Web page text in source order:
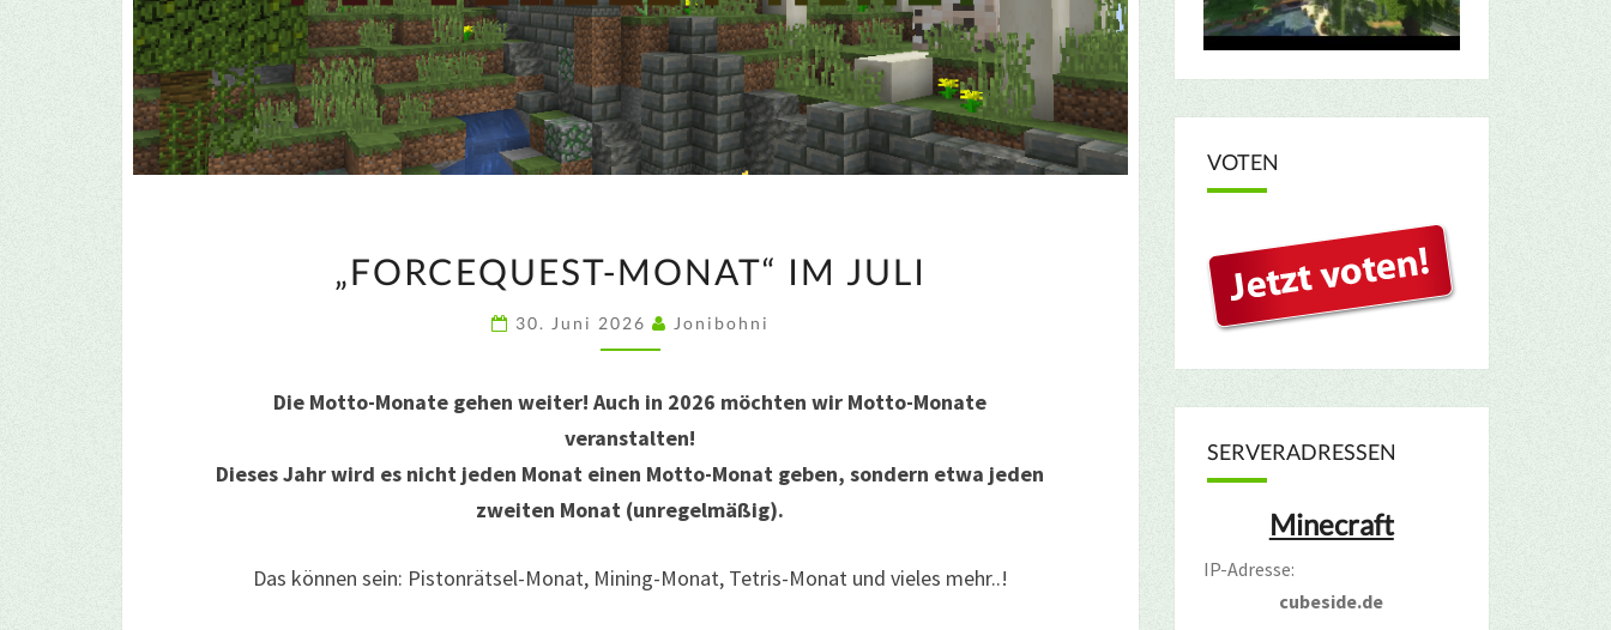
MONAT“
IM
JULI
„FORCEQUEST-MONAT“ IM JULI
30. Juni 2026 Jonibohni
Die Motto-Monate gehen weiter! Auch in 2026 möchten wir Motto-Monate
veranstalten!
Dieses Jahr wird es nicht jeden Monat einen Motto-Monat geben, sondern etwa jeden
zweiten Monat (unregelmäßig).
Das können sein: Pistonrätsel-Monat, Mining-Monat, Tetris-Monat und vieles mehr..!
VOTEN
SERVERADRESSEN
Minecraft
IP-Adresse:
cubeside.de